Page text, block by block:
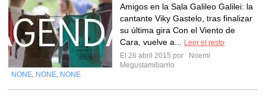
Amigos en la Sala Galileo Galilei: la
cantante Viky Gastelo, tras finalizar
su última gira Con el Viento de
Cara, vuelve a...
Leer el resto
El 26 abril 2015 por
Noemi
Megustamibarrio
NONE NONE NONE